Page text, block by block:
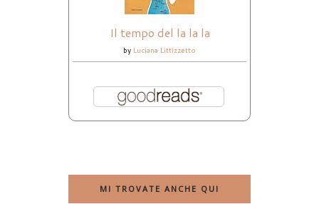
Il tempo del la la la
by Luciana Littizzetto
MI TROVATE ANCHE QUI